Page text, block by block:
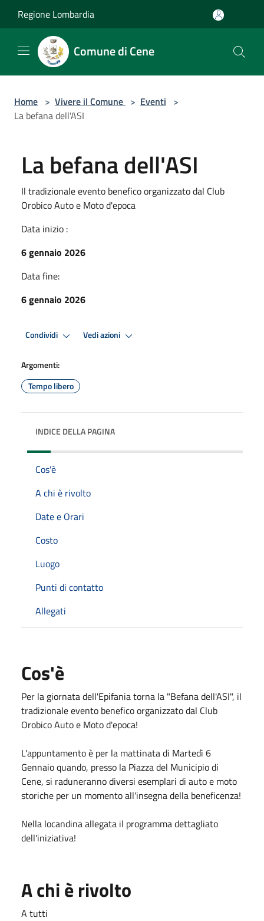
Regione Lombardia
Comune di Cene
Home > Vivere il Comune > Eventi >
La befana dell'ASI
La befana dell'ASI
Il tradizionale evento benefico organizzato dal Club
Orobico Auto e Moto d'epoca
Data inizio :
6 gennaio 2026
Data fine:
6 gennaio 2026
Condividi Vedi azioni
Argomenti:
Tempo libero
INDICE DELLA PAGINA
Cos'è
A chi è rivolto
Date e Orari
Costo
Luogo
Punti di contatto
Allegati
Cos'è
Per la giornata dell'Epifania torna la "Befana dell'ASI", il
tradizionale evento benefico organizzato dal Club
Orobico Auto e Moto d'epoca!
L'appuntamento è per la mattinata di Martedì 6
Gennaio quando, presso la Piazza del Municipio di
Cene, si raduneranno diversi esemplari di auto e moto
storiche per un momento all'insegna della beneficenza!
Nella locandina allegata il programma dettagliato
dell'iniziativa!
A chi è rivolto
A tutti